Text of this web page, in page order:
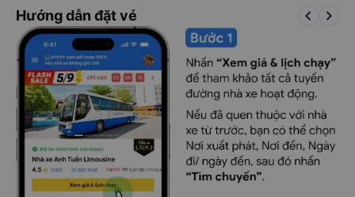
Hướng dẫn đặt vé keyboard_arrow_left keyboard_arrow_right